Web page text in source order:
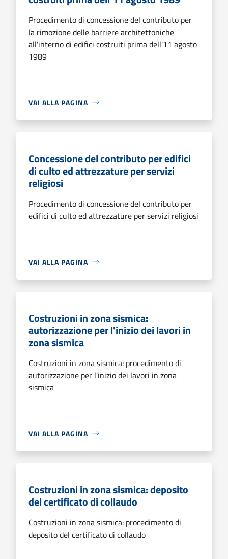
Procedimento di concessione del contributo per
la rimozione delle barriere architettoniche
all'interno di edifici costruiti prima dell'11 agosto
1989
VAI ALLA PAGINA
Concessione del contributo per edifici
di culto ed attrezzature per servizi
religiosi
Procedimento di concessione del contributo per
edifici di culto ed attrezzature per servizi religiosi
VAI ALLA PAGINA
Costruzioni in zona sismica:
autorizzazione per l'inizio dei lavori in
zona sismica
Costruzioni in zona sismica: procedimento di
autorizzazione per l'inizio dei lavori in zona
sismica
VAI ALLA PAGINA
Costruzioni in zona sismica: deposito
del certificato di collaudo
Costruzioni in zona sismica: procedimento di
deposito del certificato di collaudo